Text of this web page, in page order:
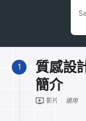
1
質感設
簡介
ondemand_video 影片 選用